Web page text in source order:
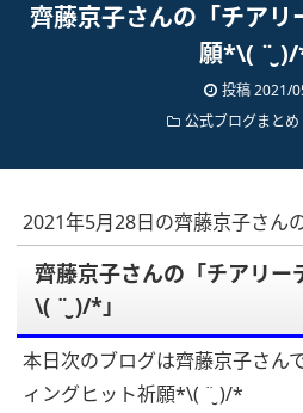
齊藤京子さんの「チアリ
願*\( ¨̮ )/*
投稿2021/
公式ブログまとめ
2021年5月28日の齊藤京子さん
齊藤京子さんの「チアリ
\( ¨̮ )/*」
本日次のブログは齊藤京子さんで
ィングヒット祈願*\( ¨̮ )/*